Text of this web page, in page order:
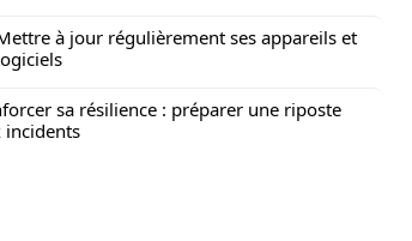
à jour régulièrement ses appareils et
sa résilience : préparer une riposte
incidents